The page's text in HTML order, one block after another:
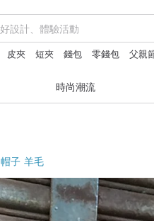
皮夾 短夾 錢包 零錢包 父親
時尚潮流
帽子 羊毛